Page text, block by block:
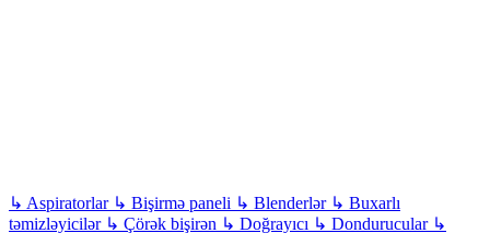
↳ Aspiratorlar ↳ Bişirmə paneli ↳ Blenderlər ↳ Buxarlı
təmizləyicilər ↳ Çörək bişirən ↳ Doğrayıcı ↳ Dondurucular ↳